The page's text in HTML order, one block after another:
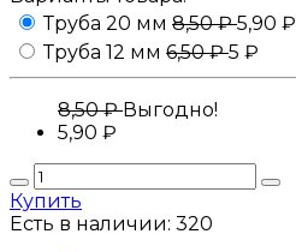
Труба 20 мм 8,50 ₽5,90 ₽
Труба 12 мм 6,50 ₽5 ₽
8,50 ₽Выгодно!
5,90 ₽
Купить
Есть в наличии: 320